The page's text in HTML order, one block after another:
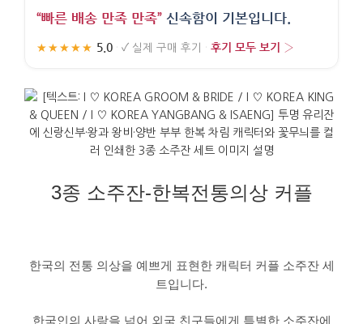
“빠른 배송 만족 만족” 신속함이 기본입니다.
★★★★★ 5.0 · ✓ 실제 구매 후기 · 후기 모두 보기 ›
3종 소주잔-한복전통의상 커플
한국의 전통 의상을 예쁘게 표현한 캐릭터 커플 소주잔 세
트입니다.
한국인의 사랑을 넘어 외국 친구들에게 특별한 소주잔에